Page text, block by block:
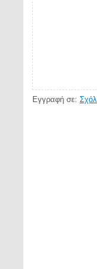
Εγγραφή σε: